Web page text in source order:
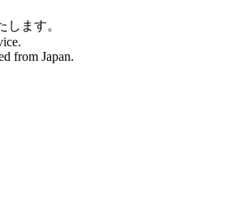
します。
from Japan.